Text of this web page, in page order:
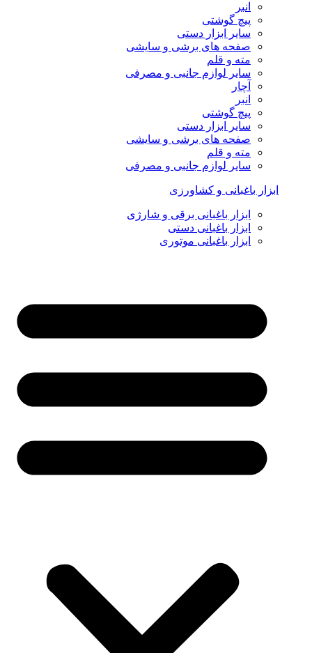
انبر
پیچ گوشتی
سایر ابزار دستی
صفحه های برشی و سایشی
مته و قلم
سایر لوازم جانبی و مصرفی
آچار
انبر
پیچ گوشتی
سایر ابزار دستی
صفحه های برشی و سایشی
مته و قلم
سایر لوازم جانبی و مصرفی
ابزار باغبانی و کشاورزی
ابزار باغبانی برقی و شارژی
ابزار باغبانی دستی
ابزار باغبانی موتوری